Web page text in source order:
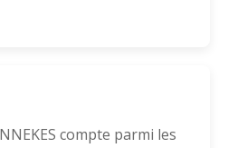
compte parmi les